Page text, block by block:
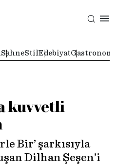
SahneStil EdebiyatGastronomi
kuvvetli
Bir’ şarkısıyla
Dilhan Şeşen’i